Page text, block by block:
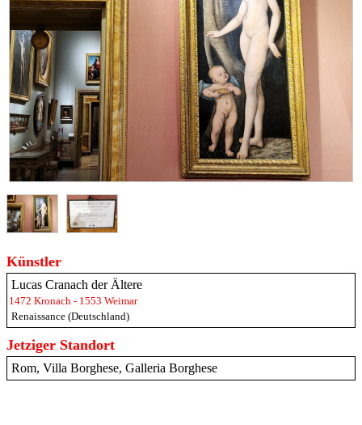
Künstler
Lucas Cranach der Ältere
1472 Kronach - 1553 Weimar
Renaissance (Deutschland)
Jetziger Standort
Rom, Villa Borghese, Galleria Borghese